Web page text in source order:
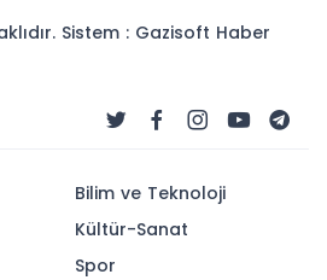
Sistem : Gazisoft Haber
Bilim ve Teknoloji
Kültür-Sanat
Spor